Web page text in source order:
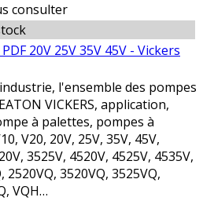
consulter
20V 25V 35V 45V - Vickers
l'ensemble des pompes
VICKERS, application,
à palettes, pompes à
V20, 20V, 25V, 35V, 45V,
3525V, 4520V, 4525V, 4535V,
2520VQ, 3520VQ, 3525VQ,
VQH…